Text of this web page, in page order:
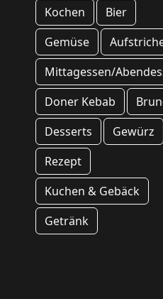
Kochen
Bier
Gemüse
Mittagessen/
Doner Kebab
Desserts
Gewürz
Rezept
Kuchen & Gebäck
Getränk